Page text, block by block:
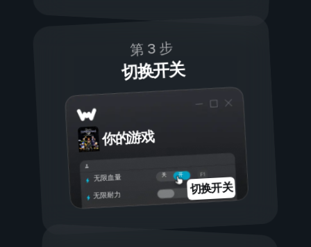
第 3 步
切换开关
你的游戏
开
关
无限血量
无限耐力
切换开关